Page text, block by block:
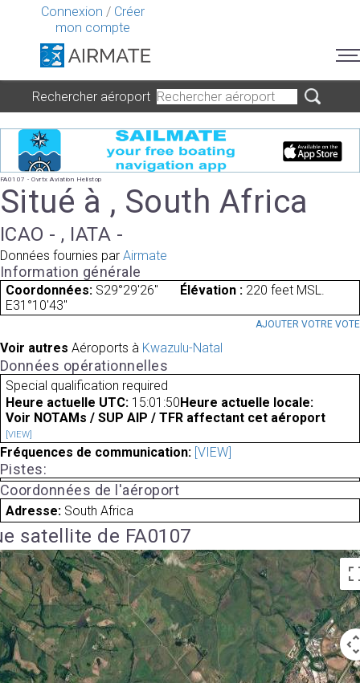
Connexion / Créer
mon compte
Rechercher aéroport
FA0107 - Ovrtx Aviation Helistop
Situé à , South Africa
ICAO - , IATA -
Données fournies par Airmate
Information générale
Coordonnées: S29°29'26"
E31°10'43"
Élévation : 220 feet MSL.
AJOUTER VOTRE VOTE
Voir autres Aéroports à Kwazulu-Natal
Données opérationnelles
Special qualification required
Heure actuelle UTC: 15:01:50 Heure actuelle locale:
Voir NOTAMs / SUP AIP / TFR affectant cet aéroport
[VIEW]
Fréquences de communication: [VIEW]
Pistes:
Coordonnées de l'aéroport
Adresse: South Africa
satellite de FA0107